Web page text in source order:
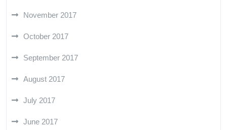
November 2017
October 2017
September 2017
August 2017
July 2017
June 2017